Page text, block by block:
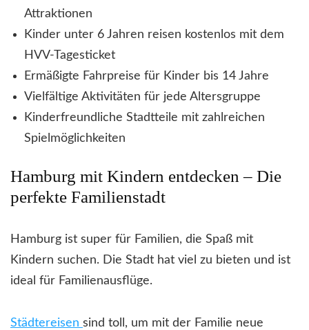
Attraktionen
Kinder unter 6 Jahren reisen kostenlos mit dem
HVV-Tagesticket
Ermäßigte Fahrpreise für Kinder bis 14 Jahre
Vielfältige Aktivitäten für jede Altersgruppe
Kinderfreundliche Stadtteile mit zahlreichen
Spielmöglichkeiten
Hamburg mit Kindern entdecken – Die
perfekte Familienstadt
Hamburg ist super für Familien, die Spaß mit
Kindern suchen. Die Stadt hat viel zu bieten und ist
ideal für Familienausflüge.
Städtereisen sind toll, um mit der Familie neue